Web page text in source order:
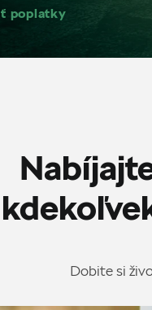
poplatky
Dobite si